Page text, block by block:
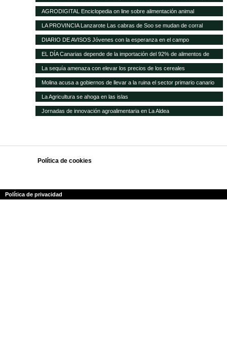
AGRODIGITAL Enciclopedia on line sobre alimentación animal
LA PROVINCIA Lanzarote Las cabras de Soo se mudan de corral
DIARIO DE AVISOS Jóvenes con la esperanza en el campo
EL DÍA Canarias depende de la importación del 92% de alimentos de
consumo básico
La sequía amenaza con elevar los precios de los cereales
Molina acusa a gobiernos de llevar a la ruina el sector primario canario
La Agricultura se ahoga en las islas
Jornadas de innovación agroalimentaria en La Aldea
Política de cookies
Polí­tica de privacidad